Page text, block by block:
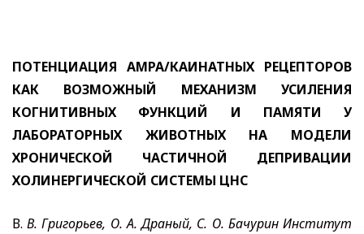
ПОТЕНЦИАЦИЯ АМРА/КАИНАТНЫХ РЕЦЕПТОРОВ
КАК ВОЗМОЖНЫЙ МЕХАНИЗМ УСИЛЕНИЯ
КОГНИТИВНЫХ ФУНКЦИЙ И ПАМЯТИ У
ЛАБОРАТОРНЫХ ЖИВОТНЫХ НА МОДЕЛИ
ХРОНИЧЕСКОЙ ЧАСТИЧНОЙ ДЕПРИВАЦИИ
ХОЛИНЕРГИЧЕСКОЙ СИСТЕМЫ ЦНС
В.В. Григорьев, О. А. Драный, С. О. Бачурин Институт